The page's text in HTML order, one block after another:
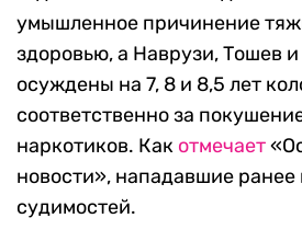
умышленное причинение
здоровью, а Наврузи, Тошев
осуждены на 7, 8 и 8,5 лет
соответственно за
наркотиков. Как отмечает
новости», нападавшие ранее
судимостей.